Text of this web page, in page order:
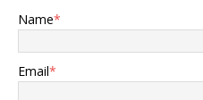
Name*
Email*